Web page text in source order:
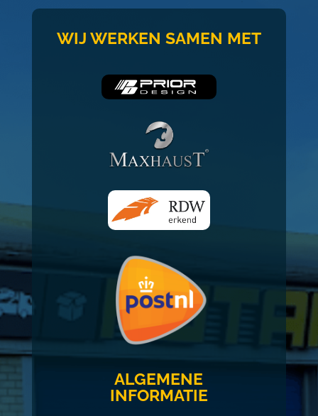
WIJ WERKEN SAMEN MET
ALGEMENE
INFORMATIE